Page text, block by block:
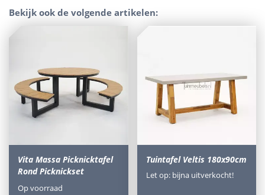
Bekijk ook de volgende artikelen:
Vita Massa Picknicktafel
Rond Picknickset
Op voorraad
Tuintafel Veltis 180x90cm
Let op: bijna uitverkocht!